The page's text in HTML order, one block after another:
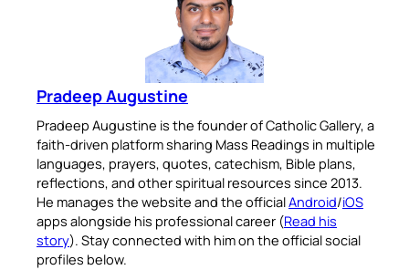
Pradeep Augustine
Pradeep Augustine is the founder of Catholic Gallery, a
faith-driven platform sharing Mass Readings in multiple
languages, prayers, quotes, catechism, Bible plans,
reflections, and other spiritual resources since 2013.
He manages the website and the officialAndroid/iOS
apps alongside his professional career (Read his
story). Stay connected with him on the official social
profiles below.